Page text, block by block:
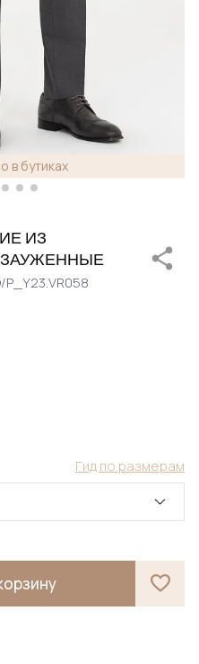
в бутиках
ИЗ
P_Y23.VR058
Гид по размерам